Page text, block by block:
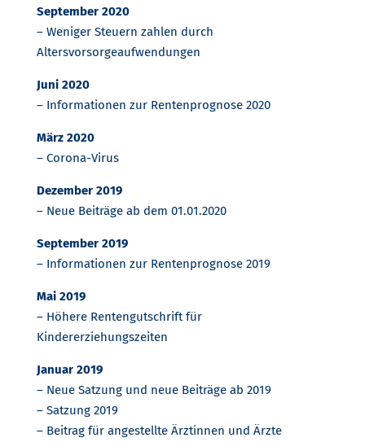
September 2020
– Weniger Steuern zahlen durch
Altersvorsorgeaufwendungen
Juni 2020
– Informationen zur Rentenprognose 2020
März 2020
– Corona-Virus
Dezember 2019
– Neue Beiträge ab dem 01.01.2020
September 2019
– Informationen zur Rentenprognose 2019
Mai 2019
– Höhere Rentengutschrift für
Kindererziehungszeiten
Januar 2019
– Neue Satzung und neue Beiträge ab 2019
– Satzung 2019
– Beitrag für angestellte Ärztinnen und Ärzte